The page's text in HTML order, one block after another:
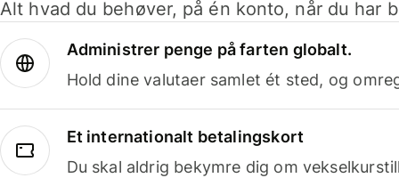
Alt hvad du behøver, på én konto, når du har
Administrer penge på farten globalt.
Hold dine valutaer samlet ét sted, og
Et internationalt betalingskort
Du skal aldrig bekymre dig om